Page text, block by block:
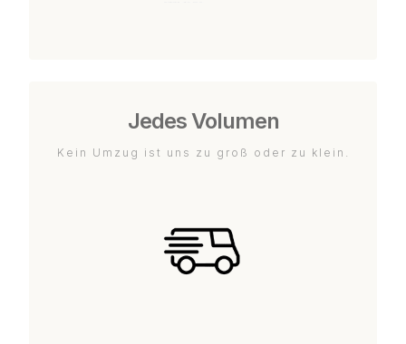
Jedes Volumen
Kein Umzug ist uns zu groß oder zu klein.